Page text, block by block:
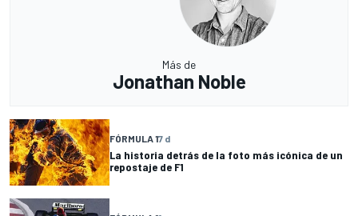
Más de
Jonathan Noble
FÓRMULA 17 d
La historia detrás de la foto más icónica de un
repostaje de F1